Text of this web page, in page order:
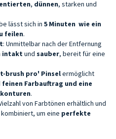
, dünnen, starken und
lässt sich in 5 Minuten wie ein
feilen.
: Unmittelbar nach der Entfernung
intakt und sauber, bereit für eine
brush pro' Pinselermöglicht
Farbauftrag und eine
.
von Farbtönen erhältlich und
um eine perfekte